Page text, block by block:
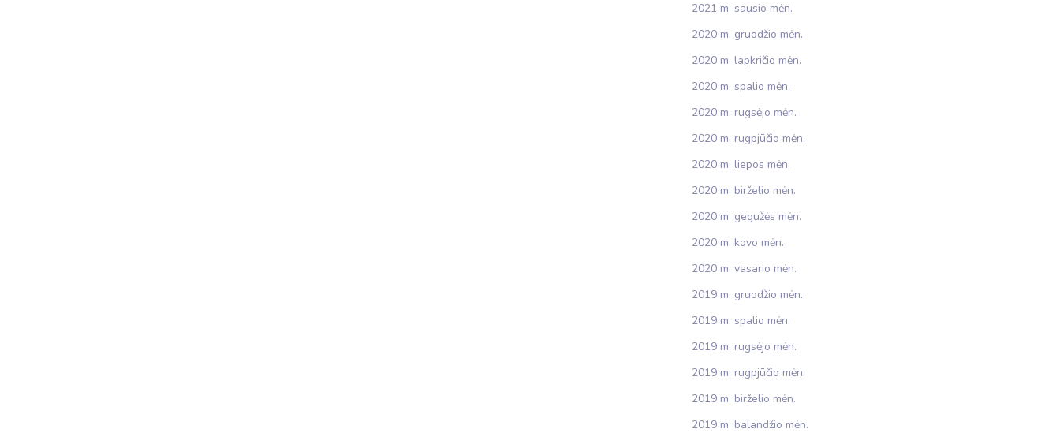
2021 m. sausio mėn.
2020 m. gruodžio mėn.
2020 m. lapkričio mėn.
2020 m. spalio mėn.
2020 m. rugsėjo mėn.
2020 m. rugpjūčio mėn.
2020 m. liepos mėn.
2020 m. birželio mėn.
2020 m. gegužės mėn.
2020 m. kovo mėn.
2020 m. vasario mėn.
2019 m. gruodžio mėn.
2019 m. spalio mėn.
2019 m. rugsėjo mėn.
2019 m. rugpjūčio mėn.
2019 m. birželio mėn.
2019 m. balandžio mėn.